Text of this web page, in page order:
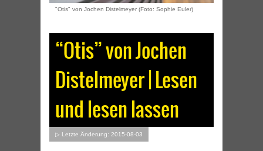
"Otis" von Jochen Distelmeyer (Foto: Sophie Euler)
“Otis” von Jochen
Distelmeyer | Lesen
und lesen lassen
▷ Letzte Änderung: 2015-08-03